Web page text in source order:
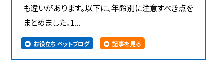
も違いがあります。以下に、年齢別に注意すべき点を
まとめました。1...
お役立ち ペットブログ 記事を見る